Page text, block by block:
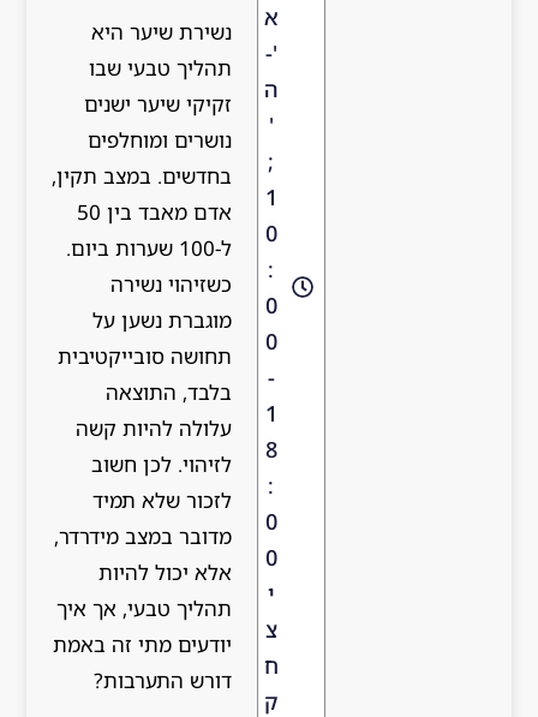
א
'-
ה
'
;
1
0
:
0
0
-
1
8
:
0
0
י
צ
ח
ק
נשירת שיער היא
תהליך טבעי שבו
זקיקי שיער ישנים
נושרים ומוחלפים
בחדשים. במצב תקין,
אדם מאבד בין 50
ל-100 שערות ביום.
כשזיהוי נשירה
מוגברת נשען על
תחושה סובייקטיבית
בלבד, התוצאה
עלולה להיות קשה
לזיהוי. לכן חשוב
לזכור שלא תמיד
מדובר במצב מידרדר,
אלא יכול להיות
תהליך טבעי, אך איך
יודעים מתי זה באמת
דורש התערבות?